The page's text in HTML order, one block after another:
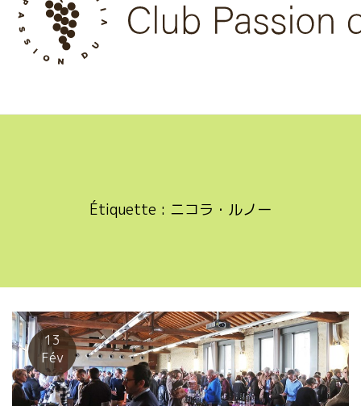
Skip
content
Étiquette : ニコラ・ルノー
13
Fév